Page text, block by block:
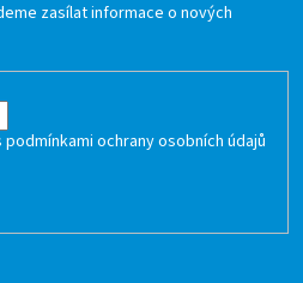
zasílat informace o nových
podmínkami ochrany osobních údajů